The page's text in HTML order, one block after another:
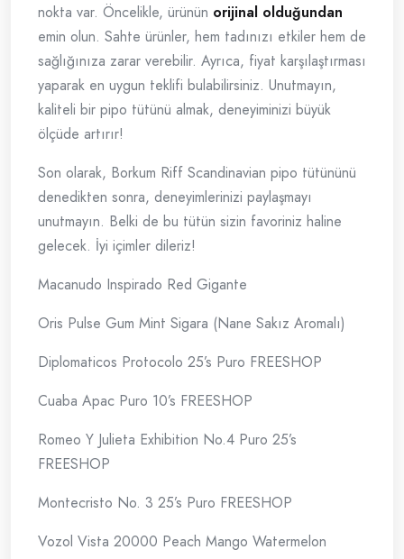
nokta var. Öncelikle, ürünün orijinal olduğundan
emin olun. Sahte ürünler, hem tadınızı etkiler hem de
sağlığınıza zarar verebilir. Ayrıca, fiyat karşılaştırması
yaparak en uygun teklifi bulabilirsiniz. Unutmayın,
kaliteli bir pipo tütünü almak, deneyiminizi büyük
ölçüde artırır!
Son olarak, Borkum Riff Scandinavian pipo tütününü
denedikten sonra, deneyimlerinizi paylaşmayı
unutmayın. Belki de bu tütün sizin favoriniz haline
gelecek. İyi içimler dileriz!
Macanudo Inspirado Red Gigante
Oris Pulse Gum Mint Sigara (Nane Sakız Aromalı)
Diplomaticos Protocolo 25’s Puro FREESHOP
Cuaba Apac Puro 10’s FREESHOP
Romeo Y Julieta Exhibition No.4 Puro 25’s
FREESHOP
Montecristo No. 3 25’s Puro FREESHOP
Vozol Vista 20000 Peach Mango Watermelon